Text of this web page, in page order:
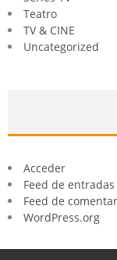
Teatro
TV & CINE
Uncategorized
Acceder
Feed de entradas
Feed de
WordPress.org